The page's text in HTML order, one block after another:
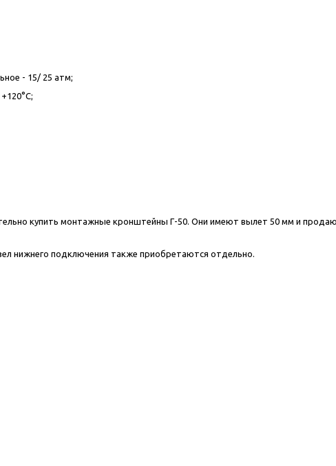
- 15/ 25 атм;
купить монтажные кронштейны Г-50. Они имеют вылет 50 мм и
нижнего подключения также приобретаются отдельно.